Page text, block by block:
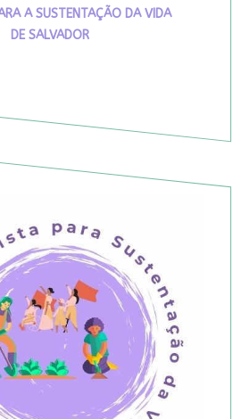
A SUSTENTAÇÃO DA VIDA
DE SALVADOR